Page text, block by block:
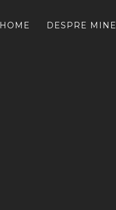
HOME DESPRE MINE